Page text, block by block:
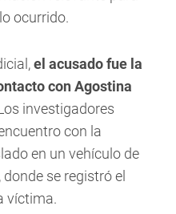
ocurrido.
el acusado fue la
con Agostina
investigadores
con la
en un vehículo de
se registró el
víctima.